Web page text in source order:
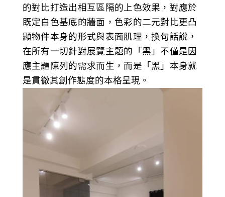
的對比打造出相互區隔的上色效果，對應於
既定白色基底的牆面，色彩的二元對比更凸
顯物件本身的形式與表面肌理，換句話說，
在所有一切針對展覽主題的「黑」不僅是因
應主題陳列的需求而生，而是「黑」本身就
是貫徹其創作態度的本格呈現。